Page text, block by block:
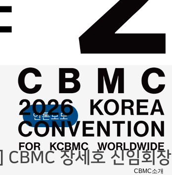
CBMC소개
언론보도
CBMC 장세호 신임회장